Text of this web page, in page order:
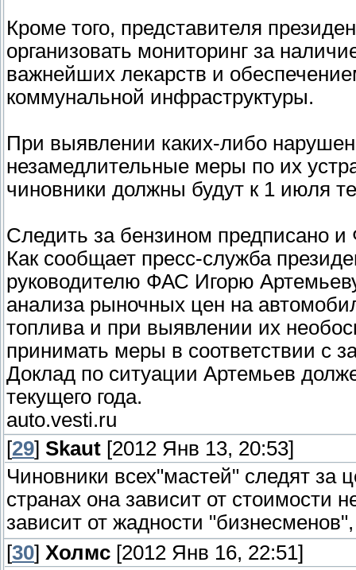
Кроме того, представителя
организовать мониторинг за
важнейших лекарств и
коммунальной инфраструктуры.
При выявлении каких-либо
незамедлительные меры по их
чиновники должны будут к 1 июля
Следить за бензином предписано
Как сообщает пресс-служба
руководителю ФАС Игорю
анализа рыночных цен на
топлива и при выявлении их
принимать меры в соответствии с
Доклад по ситуации Артемьев
текущего года.
auto.vesti.ru
[29] Skaut [2012 Янв 13, 20:53]
Чиновники всех"мастей" следят за
странах она зависит от стоимости
зависит от жадности
[30] Холмс [2012 Янв 16, 22:51]